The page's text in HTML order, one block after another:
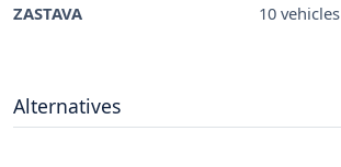
ZASTAVA 10 vehicles
Alternatives